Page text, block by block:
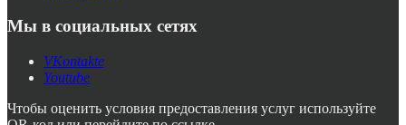
Мы в социальных сетях
VKontakte
Youtube
Чтобы оценить условия предоставления услуг используйте